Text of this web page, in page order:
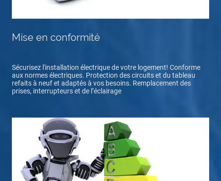
Mise en conformité
Sécurisez l'installation électrique de votre logement! Conforme
aux normes électriques. Protection des circuits et du tableau
refaits à neuf et adaptés à vos besoins. Remplacement des
prises, interrupteurs et de l’éclairage